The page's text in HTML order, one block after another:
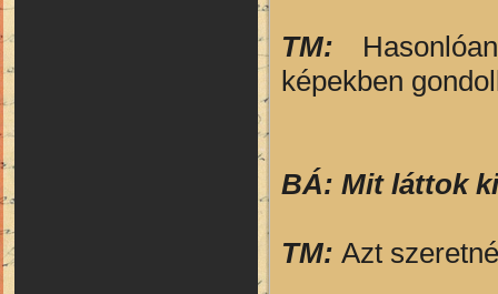
TM:
képekben
BÁ: Mit láttok
TM: Azt